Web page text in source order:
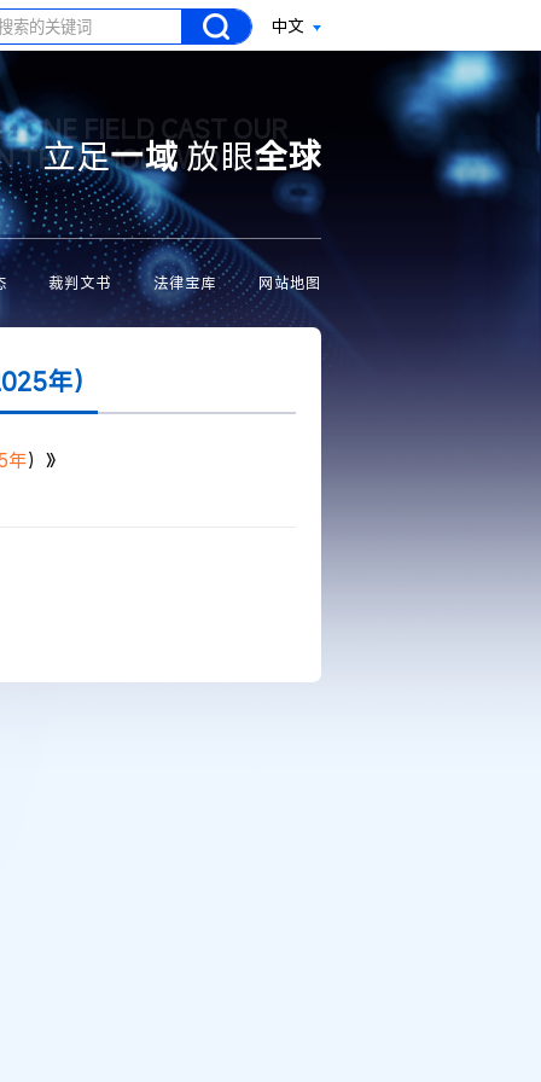
中文
ONE FIELD CAST OUR
THE WHOLE WORLD
立足一域放眼全球
裁判文书 法律宝库 网站地图
年）
年）》